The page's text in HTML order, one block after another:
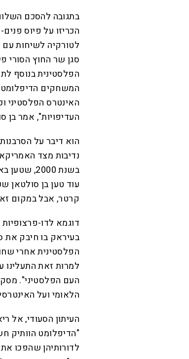
בתגובה להסכם
הכריזו על פיוס
לטורקיה לשיחות
סגן שר החוץ הסורי
הפלסטינית בנוסף
המשחקים
האינטרס הפלסטיני
העדיפויות", אמר בן
הוא דיבר על
נדיבות מצד
בשנת
עוד טען בן סולטאן
קרטר, אבל במקום זאת הגיש מסמך
דוגמא לדו-
בעיראק בו חיבק את
הפלסטינית אחרי
למרות זאת
העם הפלסטיני".
הלאומי ועל
העיתון הסעודי, אל
"הדיפלומט הוותיק
לדורותיהן שהפכו